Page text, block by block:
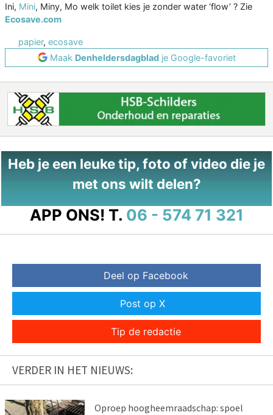
Ini, Mini, Miny, Mo welk toilet kies je zonder water ‘flow’ ? Zie
Ecosave.com
papier, ecosave
Maak Denheldersdagbladje Google-favoriet
Heb je een leuke tip, foto of video die je
met ons wilt delen?
APP ONS! T. 06 - 574 71 321
Deel op Facebook
Post op X
Tip de redactie
VERDER IN HET NIEUWS:
Oproep hoogheemraadschap: spoel